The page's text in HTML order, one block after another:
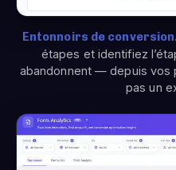
Entonnoirs de
étapes et identifiez
abandonnent — depuis vos
pas un